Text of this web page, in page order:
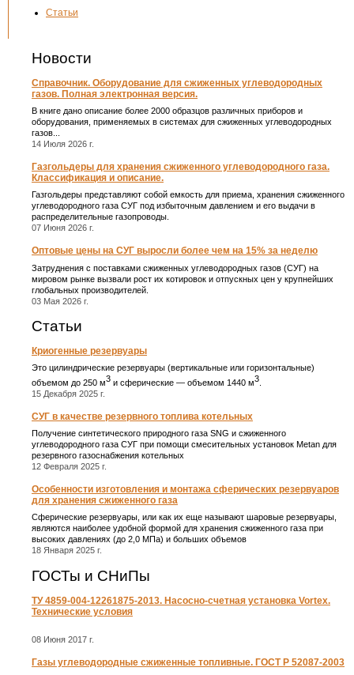
Статьи
Новости
Справочник. Оборудование для сжиженных углеводородных
газов. Полная электронная версия.
В книге дано описание более 2000 образцов различных приборов и
оборудования, применяемых в системах для сжиженных углеводородных
газов...
14 Июля 2026 г.
Газгольдеры для хранения сжиженного углеводородного газа.
Классификация и описание.
Газгольдеры представляют собой емкость для приема, хранения сжиженного
углеводородного газа СУГ под избыточным давлением и его выдачи в
распределительные газопроводы.
07 Июня 2026 г.
Оптовые цены на СУГ выросли более чем на 15% за неделю
Затруднения с поставками сжиженных углеводородных газов (СУГ) на
мировом рынке вызвали рост их котировок и отпускных цен у крупнейших
глобальных производителей.
03 Мая 2026 г.
Статьи
Криогенные резервуары
Это цилиндрические резервуары (вертикальные или горизонтальные)
объемом до 250 м3 и сферические ― объемом 1440 м3
15 Декабря 2025 г.
СУГ в качестве резервного топлива котельных
Получение синтетического природного газа SNG и сжиженного
углеводородного газа СУГ при помощи смесительных установок Metan для
резервного газоснабжения котельных
12 Февраля 2025 г.
Особенности изготовления и монтажа сферических резервуаров
для хранения сжиженного газа
Сферические резервуары, или как их еще называют шаровые резервуары,
являются наиболее удобной формой для хранения сжиженного газа при
высоких давлениях (до 2,0 МПа) и больших объемов
18 Января 2025 г.
ГОСТы и СНиПы
ТУ 4859-004-12261875-2013. Насосно-счетная установка Vortex.
Технические условия
08 Июня 2017 г.
Газы углеводородные сжиженные топливные. ГОСТ Р 52087-2003